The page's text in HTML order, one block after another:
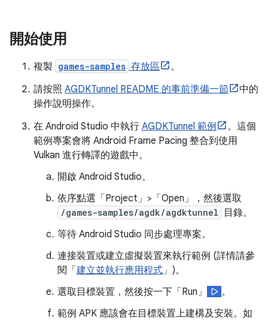
開始使用
複製 games-samples 存放區
。
請按照 AGDKTunnel README 的事前準備一節
中的
操作說明操作。
在 Android Studio 中執行 AGDKTunnel 範例
。這個
範例專案會將 Android Frame Pacing 整合到使用
Vulkan 進行轉譯的遊戲中。
開啟 Android Studio。
依序點選「Project」>「Open」
，然後選取
/games-samples/agdk/agdktunnel
目錄。
等待 Android Studio 同步處理專案。
連接裝置或建立虛擬裝置來執行範例 (詳情請參
閱「 建立並執行應用程式」)。
選取目標裝置，然後按一下「Run」
。
範例 APK 應該會在目標裝置上建構及安裝。如